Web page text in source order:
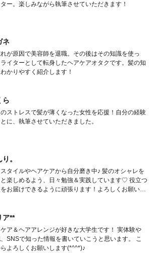
ー。楽しみながら執筆させていただきます！
ネ
が原因で美容師を退職。その後はその知識を使っ
イターとして転身したヘアケアオタクです。髪の知
かりやすく紹介します！
ら
のストレスで髪が薄くなった女性を応援！自分の経験
に、執筆させていただきました。
。
タイルやヘアケアから自分磨き中♪ 髪のオシャレを
と楽しめるよう、日々勉強＆実践しています♡ 役立つ
お届けできるように頑張ります！よろしくお願いし
ア**
ア＆ヘアアレンジが好きな大学生です！ 実体験や
SNSで知った情報を書いていこうと思います。 こ
よろしくお願いします(*^^*)♪